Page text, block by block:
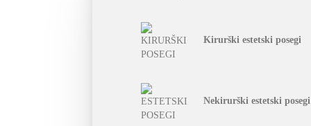
Kirurški estetski posegi
Nekirurški estetski posegi